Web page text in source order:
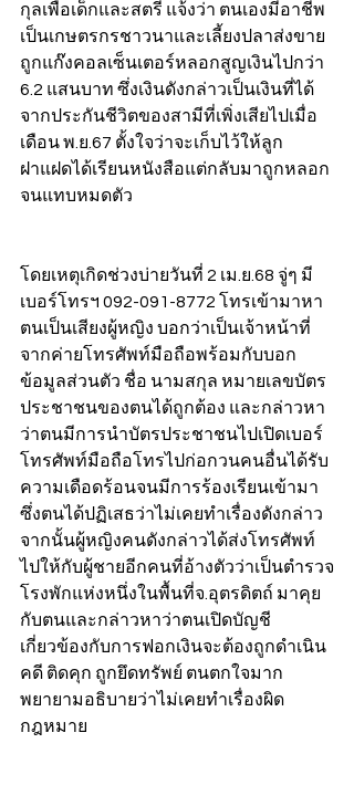
กุลเพื่อเด็กและสตรี แจ้งว่า ตนเองมีอาชีพ
เป็นเกษตรกรชาวนาและเลี้ยงปลาส่งขาย
ถูกแก๊งคอลเซ็นเตอร์หลอกสูญเงินไปกว่า
6.2 แสนบาท ซึ่งเงินดังกล่าวเป็นเงินที่ได้
จากประกันชีวิตของสามีที่เพิ่งเสียไปเมื่อ
เดือน พ.ย.67 ตั้งใจว่าจะเก็บไว้ให้ลูก
ฝาแฝดได้เรียนหนังสือแต่กลับมาถูกหลอก
จนแทบหมดตัว
โดยเหตุเกิดช่วงบ่ายวันที่ 2 เม.ย.68 จู่ๆ มี
เบอร์โทรฯ 092-091-8772 โทรเข้ามาหา
ตนเป็นเสียงผู้หญิง บอกว่าเป็นเจ้าหน้าที่
จากค่ายโทรศัพท์มือถือพร้อมกับบอก
ข้อมูลส่วนตัว ชื่อ นามสกุล หมายเลขบัตร
ประชาชนของตนได้ถูกต้อง และกล่าวหา
ว่าตนมีการนำบัตรประชาชนไปเปิดเบอร์
โทรศัพท์มือถือโทรไปก่อกวนคนอื่นได้รับ
ความเดือดร้อนจนมีการร้องเรียนเข้ามา
ซึ่งตนได้ปฏิเสธว่าไม่เคยทำเรื่องดังกล่าว
จากนั้นผู้หญิงคนดังกล่าวได้ส่งโทรศัพท์
ไปให้กับผู้ชายอีกคนที่อ้างตัวว่าเป็นตำรวจ
โรงพักแห่งหนึ่งในพื้นที่จ.อุตรดิตถ์ มาคุย
กับตนและกล่าวหาว่าตนเปิดบัญชี
เกี่ยวข้องกับการฟอกเงินจะต้องถูกดำเนิน
คดี ติดคุก ถูกยึดทรัพย์ ตนตกใจมาก
พยายามอธิบายว่าไม่เคยทำเรื่องผิด
กฎหมาย